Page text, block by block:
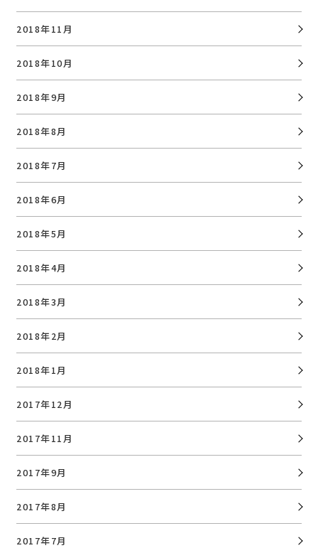
2018年11月
2018年10月
2018年9月
2018年8月
2018年7月
2018年6月
2018年5月
2018年4月
2018年3月
2018年2月
2018年1月
2017年12月
2017年11月
2017年9月
2017年8月
2017年7月